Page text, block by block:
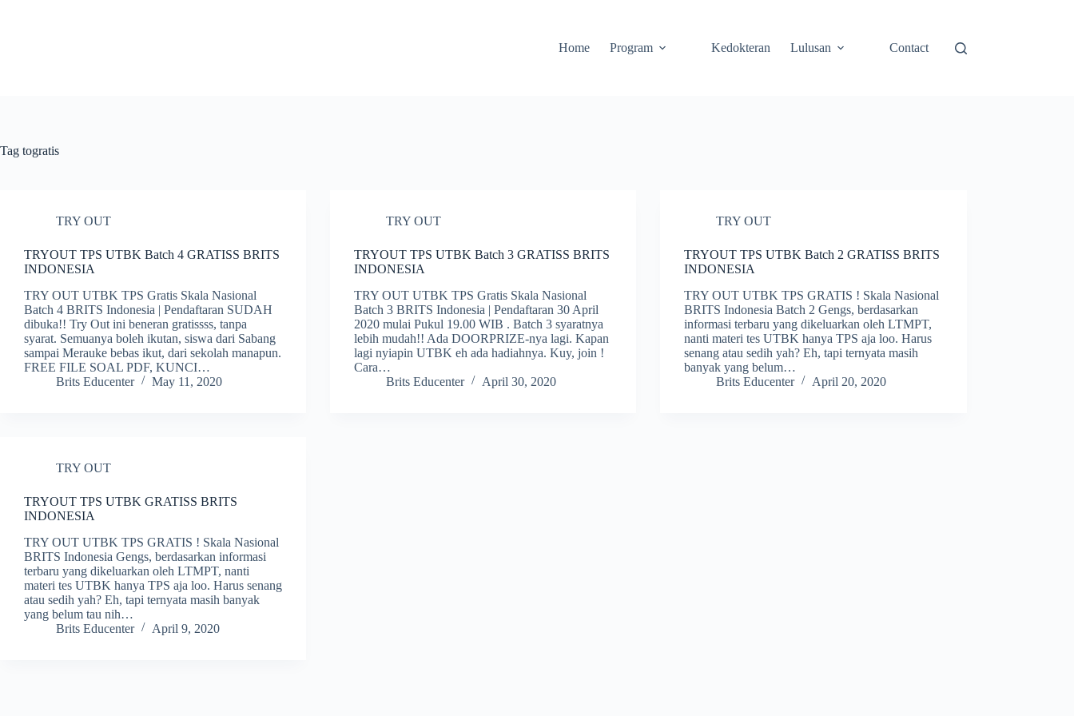
Home
Program Kedokteran Lulusan Contact
Tag togratis
TRY OUT
TRYOUT TPS UTBK Batch 4 GRATISS BRITS
INDONESIA
TRY OUT UTBK TPS Gratis Skala Nasional
Batch 4 BRITS Indonesia | Pendaftaran SUDAH
dibuka!! Try Out ini beneran gratissss, tanpa
syarat. Semuanya boleh ikutan, siswa dari Sabang
sampai Merauke bebas ikut, dari sekolah manapun.
FREE FILE SOAL PDF, KUNCI…
Brits Educenter
May 11, 2020
TRY OUT
TRYOUT TPS UTBK Batch 3 GRATISS BRITS
INDONESIA
TRY OUT UTBK TPS Gratis Skala Nasional
Batch 3 BRITS Indonesia | Pendaftaran 30 April
2020 mulai Pukul 19.00 WIB . Batch 3 syaratnya
lebih mudah!! Ada DOORPRIZE-nya lagi. Kapan
lagi nyiapin UTBK eh ada hadiahnya. Kuy, join !
Cara…
Brits Educenter
April 30, 2020
TRY OUT
TRYOUT TPS UTBK Batch 2 GRATISS BRITS
INDONESIA
TRY OUT UTBK TPS GRATIS ! Skala Nasional
BRITS Indonesia Batch 2 Gengs, berdasarkan
informasi terbaru yang dikeluarkan oleh LTMPT,
nanti materi tes UTBK hanya TPS aja loo. Harus
senang atau sedih yah? Eh, tapi ternyata masih
banyak yang belum…
Brits Educenter
April 20, 2020
TRY OUT
TRYOUT TPS UTBK GRATISS BRITS
INDONESIA
TRY OUT UTBK TPS GRATIS ! Skala Nasional
BRITS Indonesia Gengs, berdasarkan informasi
terbaru yang dikeluarkan oleh LTMPT, nanti
materi tes UTBK hanya TPS aja loo. Harus senang
atau sedih yah? Eh, tapi ternyata masih banyak
yang belum tau nih…
Brits Educenter
April 9, 2020